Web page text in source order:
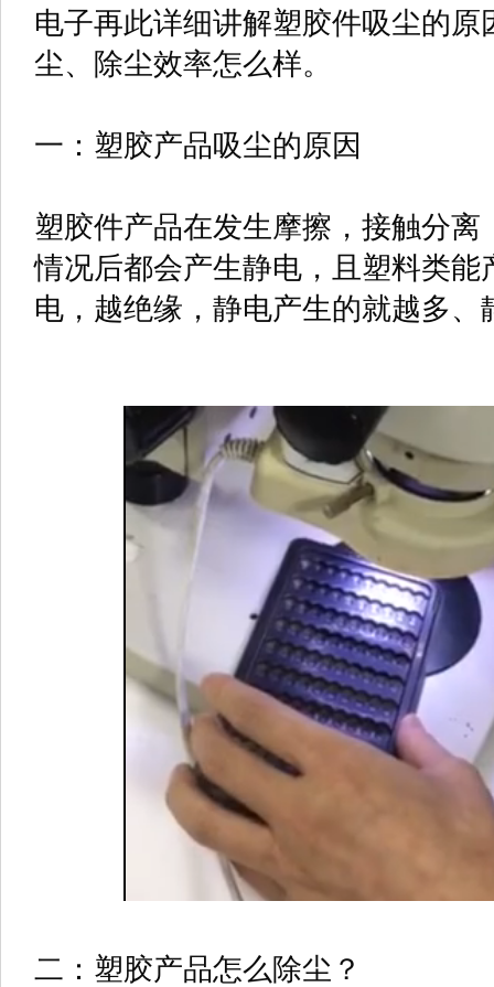
电子再此详细讲解塑胶件吸尘的原
尘、除尘效率怎么样。
一：塑胶产品吸尘的原因
塑胶件产品在发生摩擦，接触分离
情况后都会产生静电，且塑料类能
电，越绝缘，静电产生的就越多、
二：塑胶产品怎么除尘？